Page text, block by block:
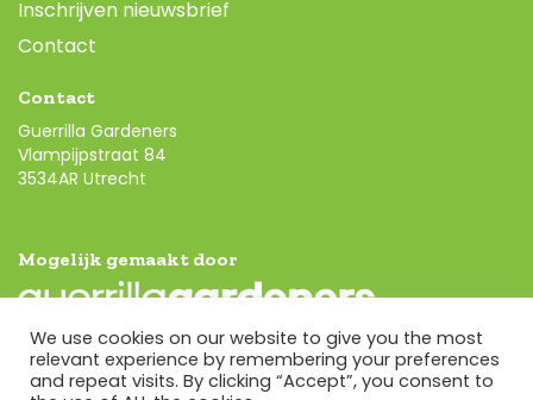
Inschrijven nieuwsbrief
Contact
Contact
Guerrilla Gardeners
Vlampijpstraat 84
3534AR Utrecht
Mogelijk gemaakt door
Volg ons
We use cookies on our website to give you the most
relevant experience by remembering your preferences
and repeat visits. By clicking “Accept”, you consent to